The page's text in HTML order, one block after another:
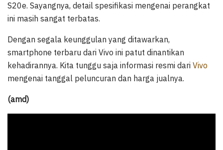
S20e. Sayangnya, detail spesifikasi mengenai perangkat
ini masih sangat terbatas.
Dengan segala keunggulan yang ditawarkan,
smartphone terbaru dari Vivo ini patut dinantikan
kehadirannya. Kita tunggu saja informasi resmi dari Vivo
mengenai tanggal peluncuran dan harga jualnya.
(amd)